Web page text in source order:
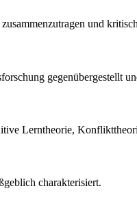
und
gegenübergestellt
Lerntheorie,
charakterisiert.